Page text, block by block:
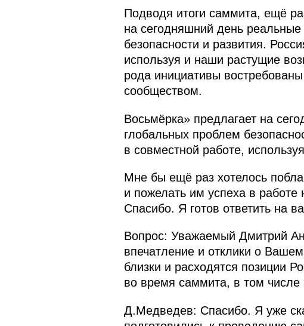
Подводя итоги саммита, ещё
на сегодняшний день
безопасности и развития.
используя и наши растущие
рода инициативы
сообществом.
Восьмёрка» предлагает на
глобальных проблем
в совместной работе,
Мне бы ещё раз хотелось
и пожелать им успеха в
Спасибо. Я готов ответить на
Вопрос: Уважаемый Дмитрий
впечатление и отклики о
близки и расходятся позиции
во время саммита, в том числе
Д.Медведев: Спасибо. Я уже